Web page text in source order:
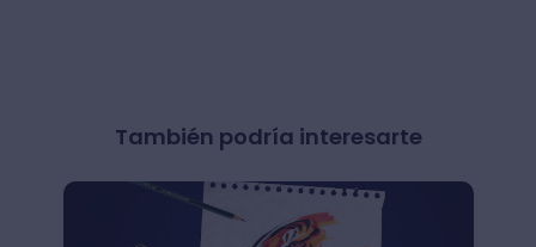
También podría interesarte